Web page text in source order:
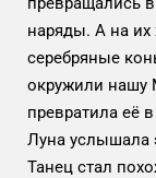
наряды. А на их
серебряные
окружили нашу
превратила её
Луна услышала
Танец стал